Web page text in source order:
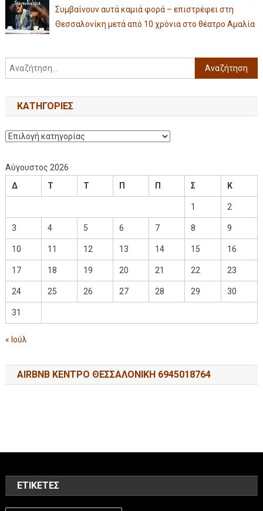
Συμβαίνουν αυτά καμιά φορά – επιστρέφει στη
Θεσσαλονίκη μετά από 10 χρόνια στο θέατρο Αμαλία
KΑΤΗΓΟΡΊΕΣ
Αύγουστος 2026
Δ
Τ Τ Π Π Σ Κ
1 2
3 4 5 6 7 8 9
10 11 12 13 14 15 16
17 18 19 20 21 22 23
24 25 26 27 28 29 30
31
« Ιούλ
AIRBNB ΚΕΝΤΡΟ ΘΕΣΣΑΛΟΝΙΚΗ 6945018764
ΕΤΙΚΈΤΕΣ